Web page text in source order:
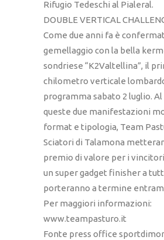
Rifugio Tedeschi al Pialeral.
DOUBLE VERTICAL
Come due anni fa è
gemellaggio con la bella
sondriese “K2Valtellina”, il
chilometro verticale
programma sabato 2 luglio.
queste due manifestazioni
format e tipologia, Team
Sciatori di Talamona
premio di valore per i
un super gadget finisher a
porteranno a termine
Per maggiori informazioni:
www.teampasturo.it
Fonte press office